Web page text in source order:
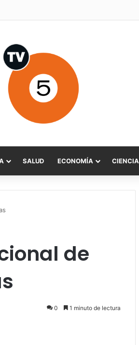
SALUD ECONOMÍA CIENCIA
de
0 1 minuto de lectura